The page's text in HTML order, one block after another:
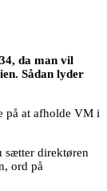
da man vil
Sådan lyder
på at afholde VM i
sætter direktøren
ord på